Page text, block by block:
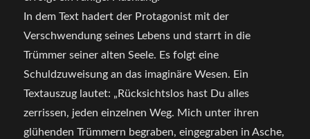
In dem Text hadert der Protagonist mit der
Verschwendung seines Lebens und starrt in die
Trümmer seiner alten Seele. Es folgt eine
Schuldzuweisung an das imaginäre Wesen. Ein
Textauszug lautet: „Rücksichtslos hast Du alles
zerrissen, jeden einzelnen Weg. Mich unter ihren
glühenden Trümmern begraben, eingegraben in Asche,